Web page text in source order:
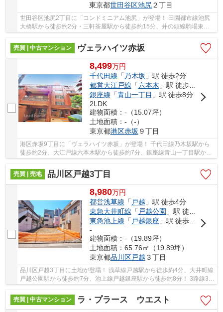
東京都世田谷区池尻２丁目
世田谷区池尻2丁目に「コンドミニアム池尻」が登場！ 田園都市線池尻
大橋駅から徒歩約2分・三軒茶屋駅から徒歩約15分、井の頭線駒場東大
前駅から徒歩約18分。 3路線3駅利用可能な大変...
売買 | 中古マンション
ヴェラハイツ赤坂
8,499万円
千代田線 「 乃木坂 」駅 徒歩2分
都営大江戸線 「六本木 」駅 徒歩7分
銀座線 「青山一丁目 」駅 徒歩8分
2LDK
建物面積：-（15.07坪）
土地面積：-（-）
東京都港区赤坂 ９丁目
港区赤坂9丁目に「ヴェラハイツ赤坂」が登場！ 千代田線乃木坂駅から
徒歩約2分、大江戸線六本木駅から徒歩約7分、銀座線青山一丁目駅から
徒歩約8分。 5路線3駅利用可能な大変便利な立...
売買 | 売地
品川区戸越3丁目
8,980万円
都営浅草線 「 戸越 」駅 徒歩4分
東急大井町線 「 戸越公園 」駅 徒歩7分
東急池上線 「 戸越銀座 」駅 徒歩8分
-
建物面積：-（19.89坪）
土地面積：65.76㎡（19.89坪）
東京都品川区戸越 ３丁目
品川区戸越3丁目に土地が登場！ 浅草線戸越駅から徒歩約4分、大井町線
戸越公園駅から徒歩約7分、池上線戸越銀座駅から徒歩約8分！ 3路線3駅
利用可能な大変便利な立地に位置した物件で...
売買 | 中古マンション
ラ・プラース ウエスト